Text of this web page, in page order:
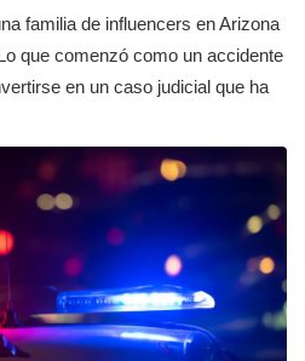
familia de influencers en Arizona
que comenzó como un accidente
en un caso judicial que ha